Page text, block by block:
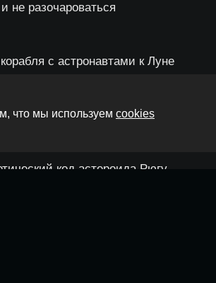
не разочароваться
с астронавтами к Луне
инфраструктурой в 2026 году
код астероида Рюгу
что мы используем cookies